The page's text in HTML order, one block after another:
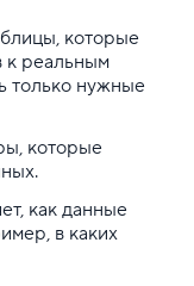
что такое
в облаке: как
в Linux
которые
к реальным
только нужные
которые
как данные
в каких